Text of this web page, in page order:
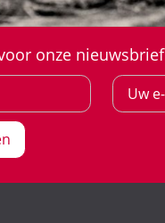
onze nieuwsbrief